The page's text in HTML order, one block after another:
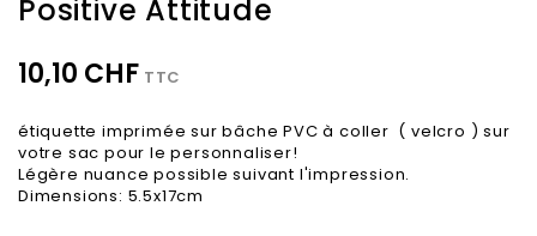
Positive Attitude
10,10 CHF TTC
étiquette imprimée sur bâche PVC à coller ( velcro ) sur
votre sac pour le personnaliser!
Légère nuance possible suivant l'impression.
Dimensions: 5.5x17cm